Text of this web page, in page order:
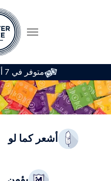
Skip to main content
متوفر في 7 أحجام للواقي الذكري
أشعر كما لو